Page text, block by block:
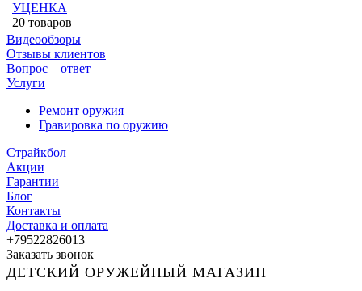
УЦЕНКА
20 товаров
Видеообзоры
Отзывы клиентов
Вопрос—ответ
Услуги
Ремонт оружия
Гравировка по оружию
Страйкбол
Акции
Гарантии
Блог
Контакты
Доставка и оплата
+79522826013
Заказать звонок
ДЕТСКИЙ ОРУЖЕЙНЫЙ МАГАЗИН